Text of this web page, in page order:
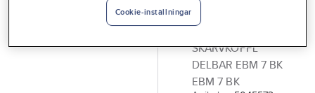
Gabocom
SKARVKOPPL
DELBAR EBM 7 BK
EBM 7 BK
Cookie-inställningar